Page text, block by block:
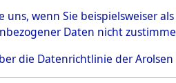
uns, wenn Sie beispielsweiser
Daten nicht
die Datenrichtlinie der Arolsen